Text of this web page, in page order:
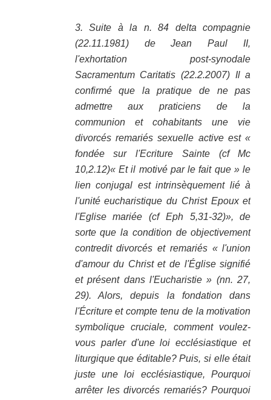
3. Suite à la n. 84 delta compagnie
(22.11.1981) de Jean Paul II,
l'exhortation post-synodale
Sacramentum Caritatis (22.2.2007) Il a
confirmé que la pratique de ne pas
admettre aux praticiens de la
communion et cohabitants une vie
divorcés remariés sexuelle active est «
fondée sur l'Ecriture Sainte (cf Mc
10,2.12)« Et il motivé par le fait que » le
lien conjugal est intrinsèquement lié à
l'unité eucharistique du Christ Epoux et
l'Eglise mariée (cf Eph 5,31-32)», de
sorte que la condition de objectivement
contredit divorcés et remariés « l'union
d'amour du Christ et de l'Église signifié
et présent dans l'Eucharistie » (nn. 27,
29). Alors, depuis la fondation dans
l'Écriture et compte tenu de la motivation
symbolique cruciale, comment voulez-
vous parler d'une loi ecclésiastique et
liturgique que éditable? Puis, si elle était
juste une loi ecclésiastique, Pourquoi
arrêter les divorcés remariés? Pourquoi